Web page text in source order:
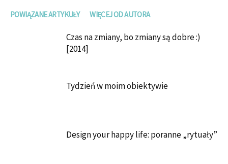
POWIĄZANE ARTYKUŁY WIĘCEJ OD AUTORA
Czas na zmiany, bo zmiany są dobre :)
[2014]
Tydzień w moim obiektywie
Design your happy life: poranne „rytuały”